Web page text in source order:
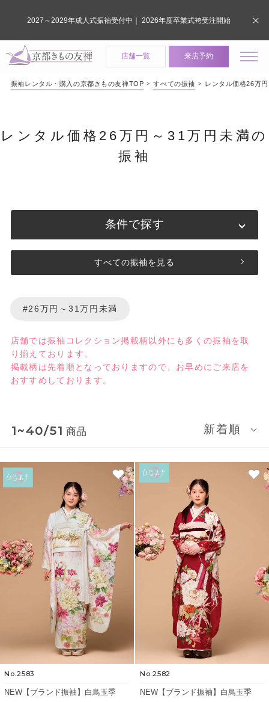
店舗一覧 来店予約
振袖レンタル・購入の京都きもの友禅TOP すべての振袖 レンタル価格26万
レンタル価格26万円～31万円未満の
振袖
条件で探す
すべての振袖を見る
#26万円～31万円未満
店舗では振袖コレクション掲載柄以外にも多くの振袖を取
り揃えております。​
掲載柄は先着順となっておりますので、お早めにご来店を
おすすめしております。​
1~40/51 商品 新着順
No.2583
NEW【ブランド振袖】白鳥玉季
No.2582
NEW【ブランド振袖】白鳥玉季
2027～2029年成人式振袖受付中｜ 2026年度卒業式袴受注開始